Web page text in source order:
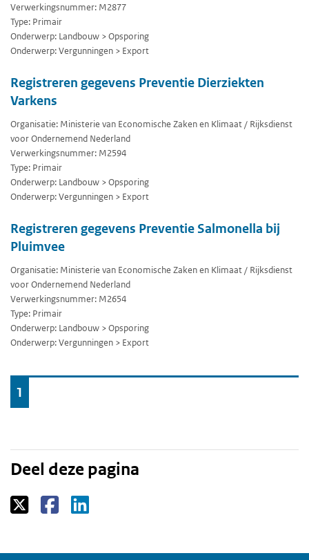
Verwerkingsnummer: M2877
Type: Primair
Onderwerp: Landbouw > Opsporing
Onderwerp: Vergunningen > Export
Registreren gegevens Preventie Dierziekten
Varkens
Organisatie: Ministerie van Economische Zaken en Klimaat / Rijksdienst
voor Ondernemend Nederland
Verwerkingsnummer: M2594
Type: Primair
Onderwerp: Landbouw > Opsporing
Onderwerp: Vergunningen > Export
Registreren gegevens Preventie Salmonella bij
Pluimvee
Organisatie: Ministerie van Economische Zaken en Klimaat / Rijksdienst
voor Ondernemend Nederland
Verwerkingsnummer: M2654
Type: Primair
Onderwerp: Landbouw > Opsporing
Onderwerp: Vergunningen > Export
Ga
naar
1
Deel deze pagina